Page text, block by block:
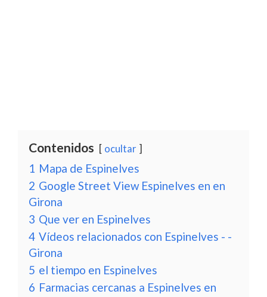
Contenidos ocultar
1 Mapa de Espinelves
2 Google Street View Espinelves en en
Girona
3 Que ver en Espinelves
4 Vídeos relacionados con Espinelves - -
Girona
5 el tiempo en Espinelves
6 Farmacias cercanas a Espinelves en